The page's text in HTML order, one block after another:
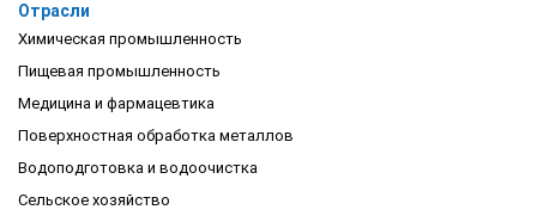
Отрасли
Химическая промышленность
Пищевая промышленность
Медицина и фармацевтика
Поверхностная обработка металлов
Водоподготовка и водоочистка
Сельское хозяйство